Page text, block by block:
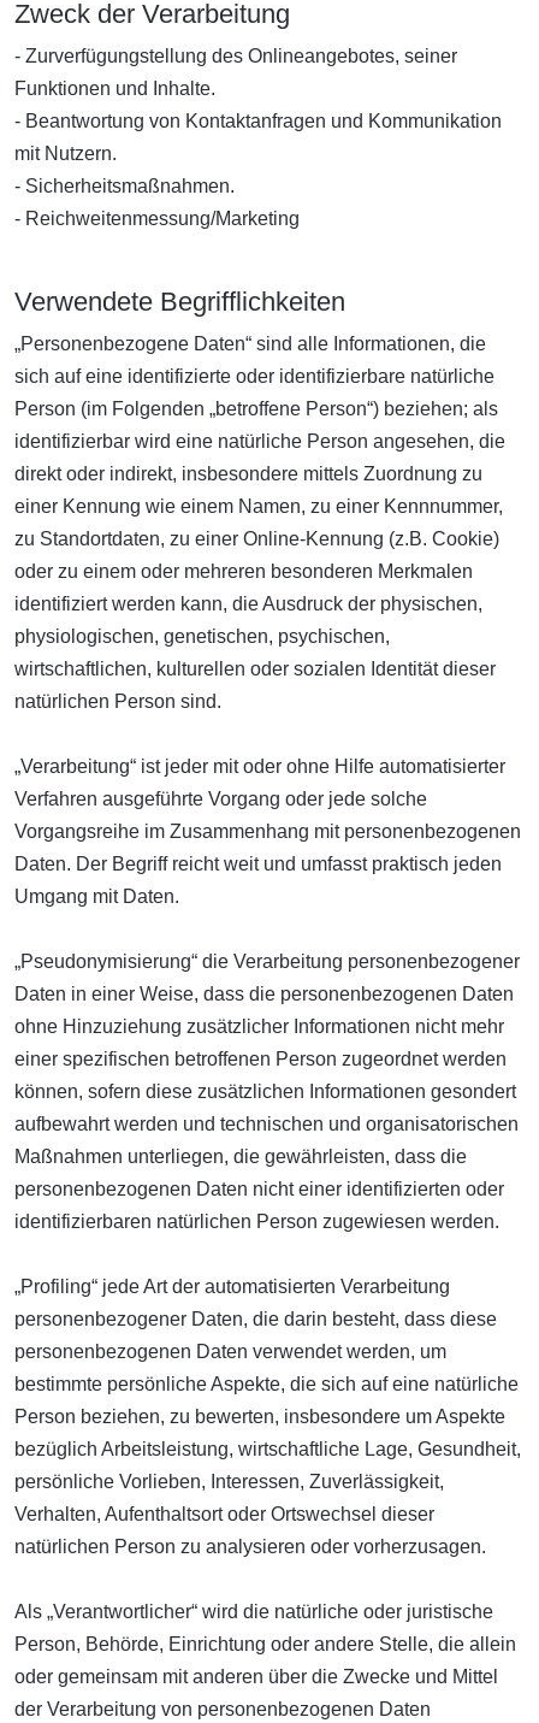
Zweck der Verarbeitung
- Zurverfügungstellung des Onlineangebotes, seiner
Funktionen und Inhalte.
- Beantwortung von Kontaktanfragen und Kommunikation
mit Nutzern.
- Sicherheitsmaßnahmen.
- Reichweitenmessung/Marketing
Verwendete Begrifflichkeiten
„Personenbezogene Daten“ sind alle Informationen, die
sich auf eine identifizierte oder identifizierbare natürliche
Person (im Folgenden „betroffene Person“) beziehen; als
identifizierbar wird eine natürliche Person angesehen, die
direkt oder indirekt, insbesondere mittels Zuordnung zu
einer Kennung wie einem Namen, zu einer Kennnummer,
zu Standortdaten, zu einer Online-Kennung (z.B. Cookie)
oder zu einem oder mehreren besonderen Merkmalen
identifiziert werden kann, die Ausdruck der physischen,
physiologischen, genetischen, psychischen,
wirtschaftlichen, kulturellen oder sozialen Identität dieser
natürlichen Person sind.
„Verarbeitung“ ist jeder mit oder ohne Hilfe automatisierter
Verfahren ausgeführte Vorgang oder jede solche
Vorgangsreihe im Zusammenhang mit personenbezogenen
Daten. Der Begriff reicht weit und umfasst praktisch jeden
Umgang mit Daten.
„Pseudonymisierung“ die Verarbeitung personenbezogener
Daten in einer Weise, dass die personenbezogenen Daten
ohne Hinzuziehung zusätzlicher Informationen nicht mehr
einer spezifischen betroffenen Person zugeordnet werden
können, sofern diese zusätzlichen Informationen gesondert
aufbewahrt werden und technischen und organisatorischen
Maßnahmen unterliegen, die gewährleisten, dass die
personenbezogenen Daten nicht einer identifizierten oder
identifizierbaren natürlichen Person zugewiesen werden.
„Profiling“ jede Art der automatisierten Verarbeitung
personenbezogener Daten, die darin besteht, dass diese
personenbezogenen Daten verwendet werden, um
bestimmte persönliche Aspekte, die sich auf eine natürliche
Person beziehen, zu bewerten, insbesondere um Aspekte
bezüglich Arbeitsleistung, wirtschaftliche Lage, Gesundheit,
persönliche Vorlieben, Interessen, Zuverlässigkeit,
Verhalten, Aufenthaltsort oder Ortswechsel dieser
natürlichen Person zu analysieren oder vorherzusagen.
Als „Verantwortlicher“ wird die natürliche oder juristische
Person, Behörde, Einrichtung oder andere Stelle, die allein
oder gemeinsam mit anderen über die Zwecke und Mittel
der Verarbeitung von personenbezogenen Daten